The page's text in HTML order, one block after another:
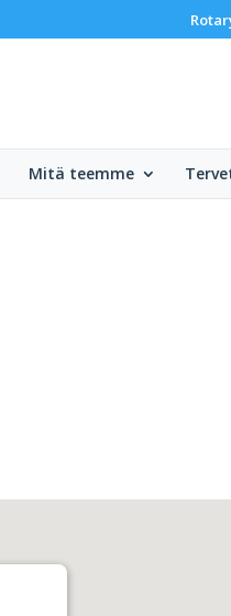
Mitä teemme